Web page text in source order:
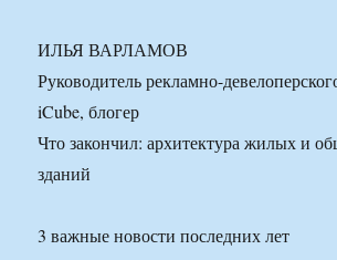
ИЛЬЯ ВАРЛАМОВ
Руководитель рекламно-
iCube, блогер
Что закончил: архитектура жилых и
зданий
3 важные новости последних лет